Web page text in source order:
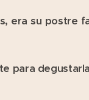
era su postre
para